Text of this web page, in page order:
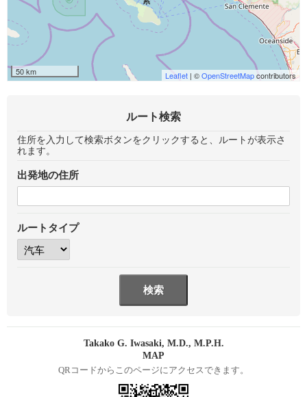
50 km Leaflet | ©OpenStreetMapcontributors
ルート検索
住所を入力して検索ボタンをクリックすると、ルートが表示さ
れます。
出発地の住所
ルートタイプ
Takako G. Iwasaki, M.D., M.P.H.
MAP
QRコードからこのページにアクセスできます。